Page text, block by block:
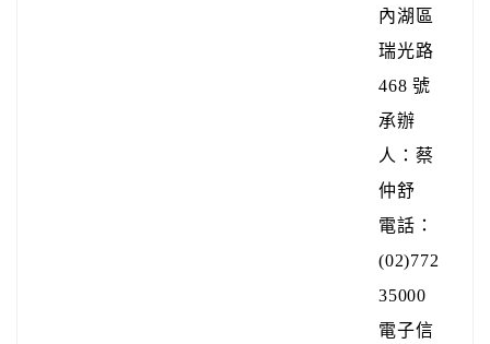
內湖區
瑞光路
468 號
承辦
人：蔡
仲舒
電話：
(02)772
35000
電子信